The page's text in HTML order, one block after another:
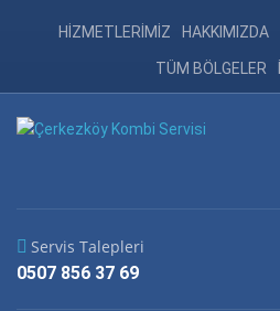
HİZMETLERİMİZ HAKKIMIZDA
TÜM BÖLGELER
Servis Talepleri
0507 856 37 69